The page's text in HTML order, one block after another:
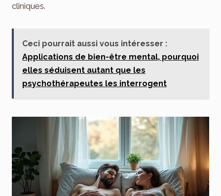
cliniques.
Ceci pourrait aussi vous intéresser :
Applications de bien-être mental, pourquoi
elles séduisent autant que les
psychothérapeutes les interrogent